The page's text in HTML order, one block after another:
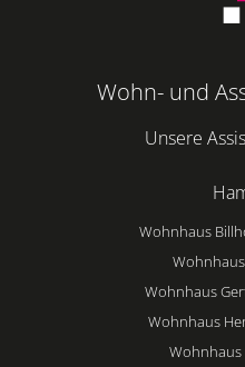
Wohn- und
Unsere
Wohnhaus
Wohnhaus
Wohnhaus